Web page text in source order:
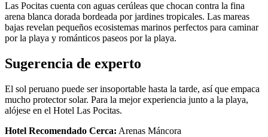
Las Pocitas cuenta con aguas cerúleas que chocan contra la fina
arena blanca dorada bordeada por jardines tropicales. Las mareas
bajas revelan pequeños ecosistemas marinos perfectos para caminar
por la playa y románticos paseos por la playa.
Sugerencia de experto
El sol peruano puede ser insoportable hasta la tarde, así que empaca
mucho protector solar. Para la mejor experiencia junto a la playa,
alójese en el Hotel Las Pocitas.
Hotel Recomendado Cerca: Arenas Máncora